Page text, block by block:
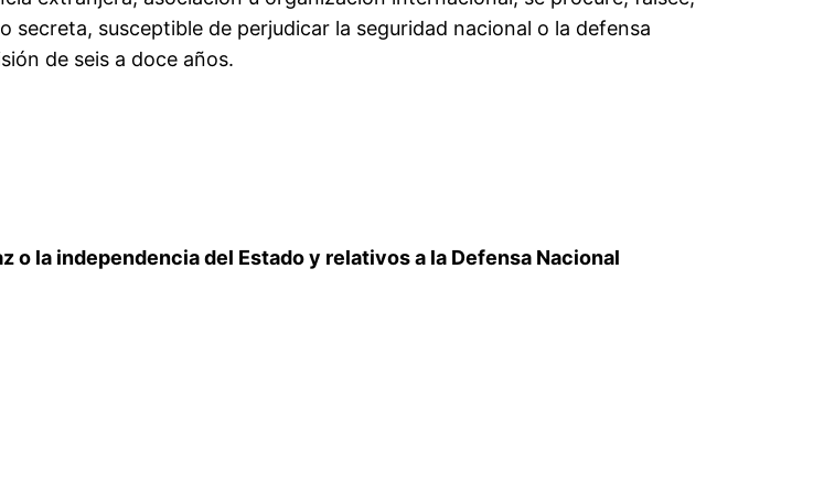
susceptible de perjudicar la seguridad nacional o la defensa
de seis a doce años.
o la independencia del Estado y relativos a la Defensa Nacional